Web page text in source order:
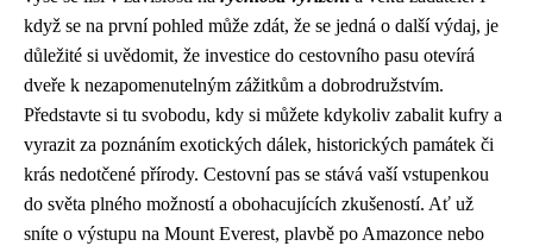
když se na první pohled může zdát, že se jedná o další výdaj, je
důležité si uvědomit, že investice do cestovního pasu otevírá
dveře k nezapomenutelným zážitkům a dobrodružstvím.
Představte si tu svobodu, kdy si můžete kdykoliv zabalit kufry a
vyrazit za poznáním exotických dálek, historických památek či
krás nedotčené přírody. Cestovní pas se stává vaší vstupenkou
do světa plného možností a obohacujících zkušeností. Ať už
sníte o výstupu na Mount Everest, plavbě po Amazonce nebo